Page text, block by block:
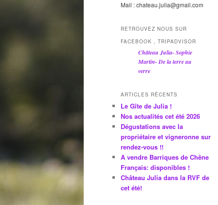
Mail : chateau.julia@gmail.com
RETROUVEZ NOUS SUR
FACEBOOK , TRIPADVISOR
Château Julia- Sophie
Martin- De la terre au
verre
ARTICLES RÉCENTS
Le Gîte de Julia !
Nos actualités cet été 2026
Dégustations avec la
propriétaire et vigneronne sur
rendez-vous !!
A vendre Barriques de Chêne
Français: disponibles !
Château Julia dans la RVF de
cet été!